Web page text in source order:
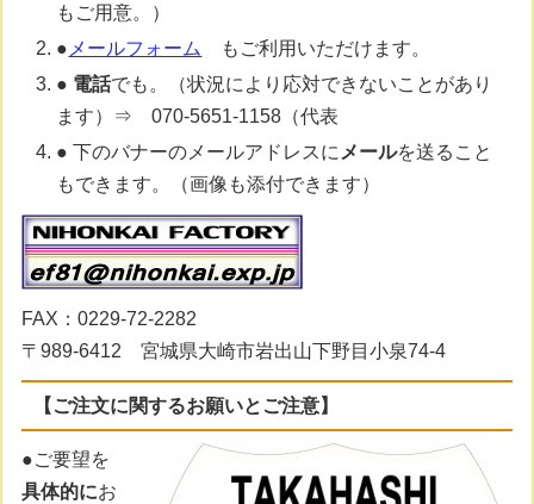
もご用意。）
● メールフォーム
もご利用いただけます。
● 電話でも。（状況により応対できないことがあり
ます）⇒ 070-5651-1158（代表
● 下のバナーのメールアドレスに メールを送ること
もできます。（画像も添付できます）
FAX：0229-72-2282
〒989-6412 宮城県大崎市岩出山下野目小泉74-4
【ご注文に関するお願いとご注意】
●ご要望を
具体的にお